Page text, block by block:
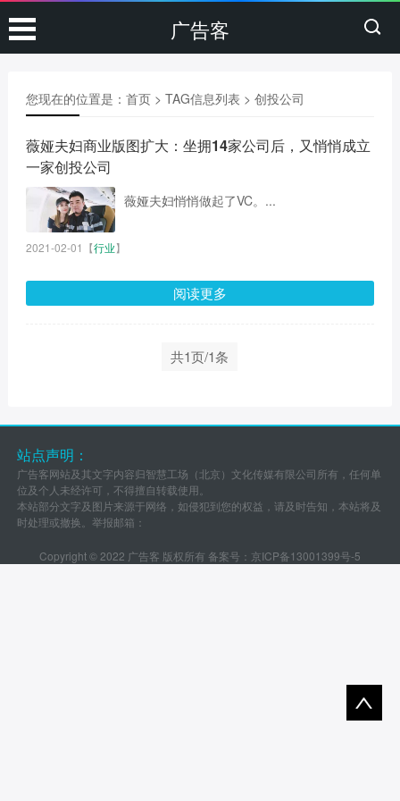
广告客
您现在的位置是： 首页> TAG信息列表 > 创投公司
薇娅夫妇商业版图扩大：坐拥14家公司后，又悄悄成立
一家创投公司
薇娅夫妇悄悄做起了VC。...
2021-02-01 【行业】
阅读更多
共1页/1条
站点声明：
广告客网站及其文字内容归智慧工场（北京）文化传媒有限公司所有，任何单
位及个人未经许可，不得擅自转载使用。
本站部分文字及图片来源于网络，如侵犯到您的权益，请及时告知，本站将及
时处理或撤换。举报邮箱：
Copyright © 2022 广告客 版权所有 备案号： 京ICP备13001399号-5